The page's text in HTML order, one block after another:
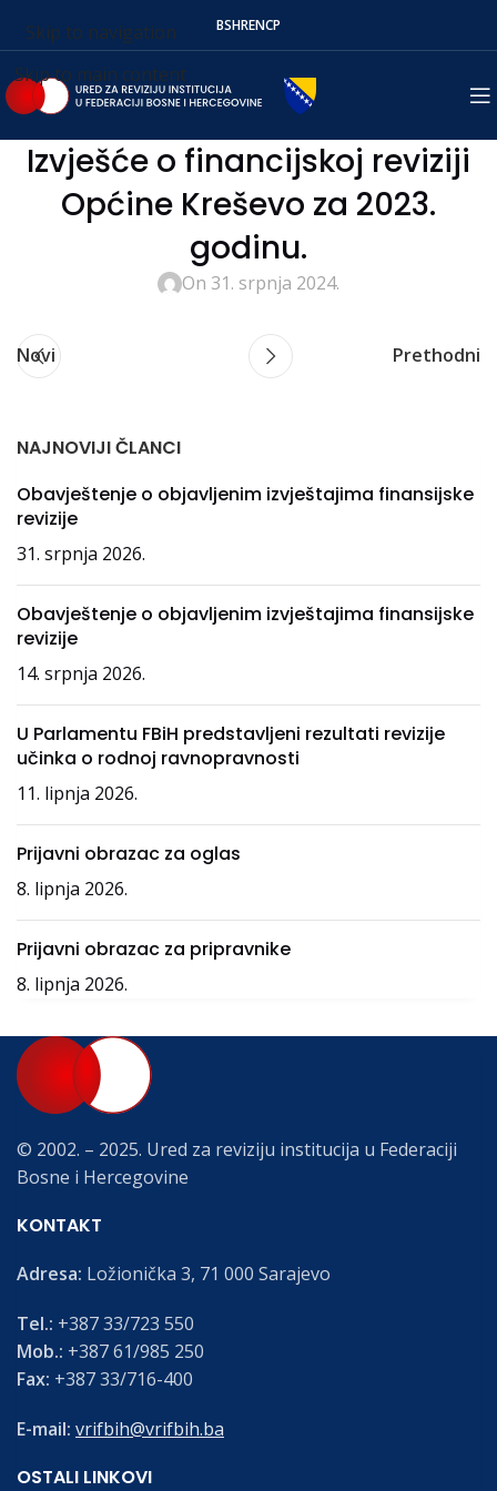
Skip to navigation
Skip to main content
BSHRENСР
Izvješće o financijskoj reviziji
Općine Kreševo za 2023.
godinu.
On 31. srpnja 2024.
Novi Prethodni
NAJNOVIJI ČLANCI
Obavještenje o objavljenim izvještajima finansijske
revizije
31. srpnja 2026.
Obavještenje o objavljenim izvještajima finansijske
revizije
14. srpnja 2026.
U Parlamentu FBiH predstavljeni rezultati revizije
učinka o rodnoj ravnopravnosti
11. lipnja 2026.
Prijavni obrazac za oglas
8. lipnja 2026.
Prijavni obrazac za pripravnike
8. lipnja 2026.
© 2002. – 2025. Ured za reviziju institucija u Federaciji
Bosne i Hercegovine
KONTAKT
Adresa: Ložionička 3, 71 000 Sarajevo
Tel.: +387 33/723 550
Mob.: +387 61/985 250
Fax: +387 33/716-400
E-mail: vrifbih@vrifbih.ba
OSTALI LINKOVI